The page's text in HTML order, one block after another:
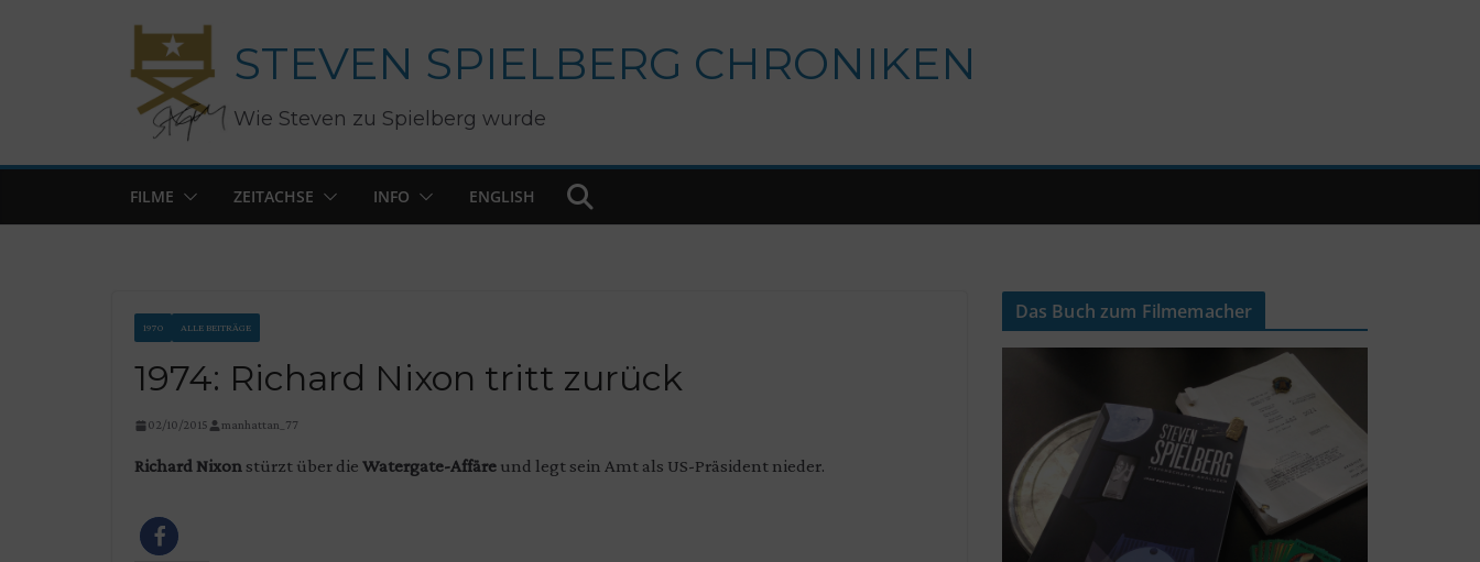
STEVEN SPIELBERG CHRONIKEN
Wie Steven zu Spielberg wurde
FILME ZEITACHSE INFO ENGLISH
1970 ALLE BEITRÄGE
1974: Richard Nixon tritt zurück
02/10/2015 manhattan_77
Richard Nixon stürzt über die Watergate-Affäre und legt sein Amt als US-Präsident nieder.
Das Buch zum Filmemacher